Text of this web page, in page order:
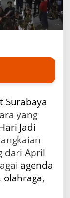
Surabaya
yang
Jadi
dari April
agenda
, olahraga,